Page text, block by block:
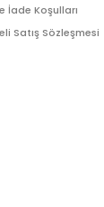
İade Koşulları
Satış Sözleşmesi